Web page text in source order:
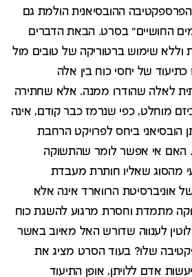
ההובסיאנית הולמת גם
החושיים" בסרט. הבאת הדברים
שימוש ברטוריקה של טובים מול
של יחסי כוח בין אלה
לאלה שהודרו ממנה. אלא שחתירה
מוחלט, כפי שנרמז כבר קודם, אינה
הובסיאני ביחס לפרויקט הרחבת
האם אי אפשר לומר שהתשוקה
מהסוג שאליו חותרת מעבדת
אוניברסיטת הרווארד אינה אלא
מתמדת וחסרת מרגוע להשגת כוח
לענווה שדורש האל מאיוב באשר
שלו? בעוד הסרט מציג את
אדם ללויתן, אופן התיעוד